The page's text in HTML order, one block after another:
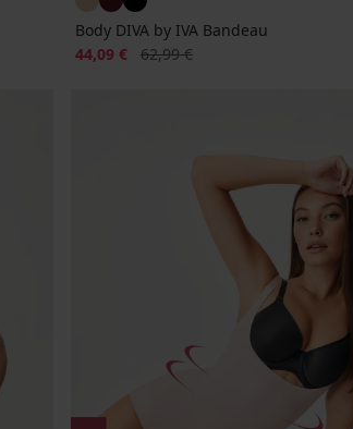
Body DIVA by IVA Bandeau
Rabatt
44,09 € Alter Preis
62,99 €